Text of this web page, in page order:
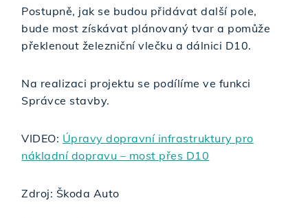
Postupně, jak se budou přidávat další pole,
bude most získávat plánovaný tvar a pomůže
překlenout železniční vlečku a dálnici D10.
Na realizaci projektu se podílíme ve funkci
Správce stavby.
VIDEO: Úpravy dopravní infrastruktury pro
nákladní dopravu – most přes D10
Zdroj: Škoda Auto